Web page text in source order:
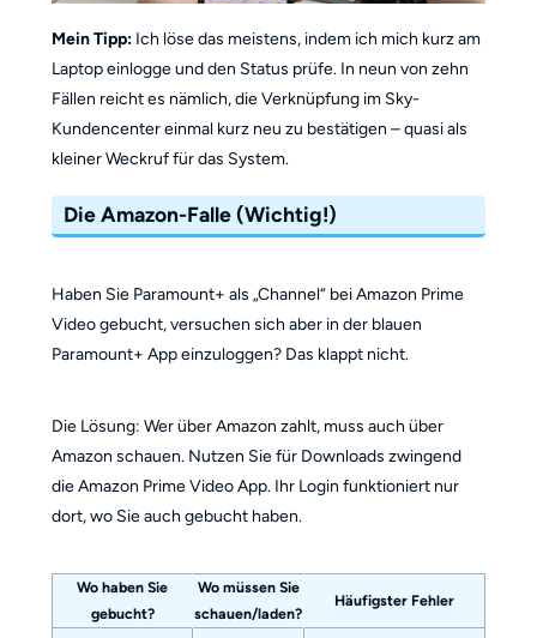
Mein Tipp:Ich löse das meistens, indem ich mich kurz am
Laptop einlogge und den Status prüfe. In neun von zehn
Fällen reicht es nämlich, die Verknüpfung im Sky-
Kundencenter einmal kurz neu zu bestätigen – quasi als
kleiner Weckruf für das System.
Die Amazon-Falle (Wichtig!)
Haben Sie Paramount+ als „Channel“ bei Amazon Prime
Video gebucht, versuchen sich aber in der blauen
Paramount+ App einzuloggen? Das klappt nicht.
Die Lösung: Wer über Amazon zahlt, muss auch über
Amazon schauen. Nutzen Sie für Downloads zwingend
die Amazon Prime Video App. Ihr Login funktioniert nur
dort, wo Sie auch gebucht haben.
Wo haben Sie
gebucht?
Wo müssen Sie
schauen/laden?
Häufigster Fehler